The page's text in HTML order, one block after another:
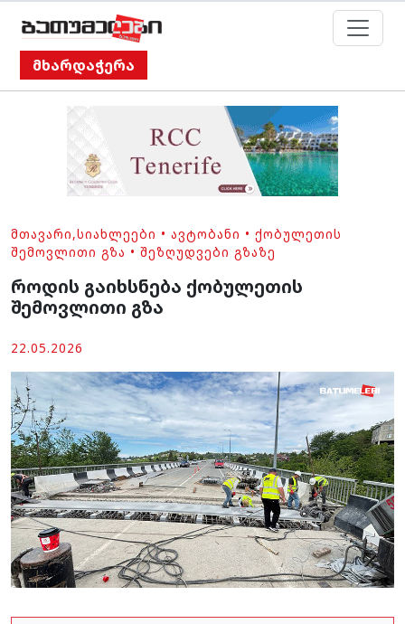
მხარდაჭერა
ᲛᲗᲐᲕᲐᲠᲘ,ᲡᲘᲐᲮᲚᲔᲔᲑᲘ • ᲐᲕᲢᲝᲑᲐᲜᲘ • ᲥᲝᲑᲣᲚᲔᲗᲘᲡ
ᲨᲔᲛᲝᲕᲚᲘᲗᲘ ᲒᲖᲐ • ᲨᲔᲖᲦᲣᲓᲕᲔᲑᲘ ᲒᲖᲐᲖᲔ
როდის გაიხსნება ქობულეთის
შემოვლითი გზა
22.05.2026